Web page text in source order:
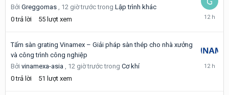
Bởi Greggomas , 12 giờ trướctrong Lập trình khác
0 trả lời 55 lượt xem
12
Tấm sàn grating Vinamex – Giải pháp sàn thép cho nhà xưởng
và công trình công nghiệp
Bởi vinamexa-asia , 12 giờ trướctrong Cơ khí
0 trả lời 51 lượt xem
12